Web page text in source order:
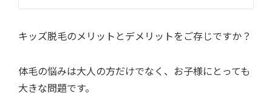
キッズ脱毛のメリットとデメリットをご存じですか？
体毛の悩みは大人の方だけでなく、お子様にとっても
大きな問題です。